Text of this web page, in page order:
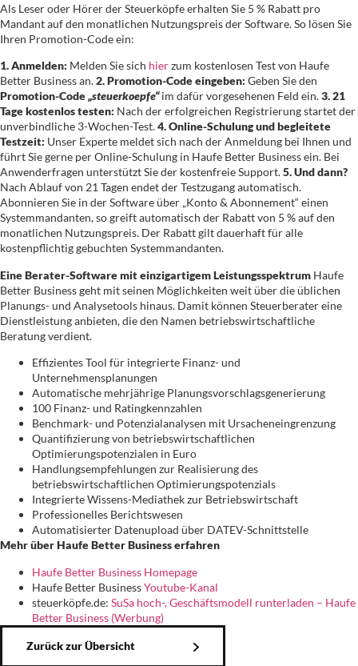
Als Leser oder Hörer der Steuerköpfe erhalten Sie 5 % Rabatt pro
Mandant auf den monatlichen Nutzungspreis der Software. So lösen Sie
Ihren Promotion-Code ein:
1. Anmelden: Melden Sie sich hierzum kostenlosen Test von Haufe
Better Business an.2. Promotion-Code eingeben: Geben Sie den
Promotion-Code„steuerkoepfe“im dafür vorgesehenen Feld ein.3. 21
Tage kostenlos testen: Nach der erfolgreichen Registrierung startet der
unverbindliche 3-Wochen-Test.4. Online-Schulung und begleitete
Testzeit: Unser Experte meldet sich nach der Anmeldung bei Ihnen und
führt Sie gerne per Online-Schulung in Haufe Better Business ein. Bei
Anwenderfragen unterstützt Sie der kostenfreie Support.5. Und dann?
Nach Ablauf von 21 Tagen endet der Testzugang automatisch.
Abonnieren Sie in der Software über „Konto & Abonnement“ einen
Systemmandanten, so greift automatisch der Rabatt von 5 % auf den
monatlichen Nutzungspreis. Der Rabatt gilt dauerhaft für alle
kostenpflichtig gebuchten Systemmandanten.
Eine Berater-Software mit einzigartigem Leistungsspektrum Haufe
Better Business geht mit seinen Möglichkeiten weit über die üblichen
Planungs- und Analysetools hinaus. Damit können Steuerberater eine
Dienstleistung anbieten, die den Namen betriebswirtschaftliche
Beratung verdient.
Effizientes Tool für integrierte Finanz- und
Unternehmensplanungen
Automatische mehrjährige Planungsvorschlagsgenerierung
100 Finanz- und Ratingkennzahlen
Benchmark- und Potenzialanalysen mit Ursacheneingrenzung
Quantifizierung von betriebswirtschaftlichen
Optimierungspotenzialen in Euro
Handlungsempfehlungen zur Realisierung des
betriebswirtschaftlichen Optimierungspotenzials
Integrierte Wissens-Mediathek zur Betriebswirtschaft
Professionelles Berichtswesen
Automatisierter Datenupload über DATEV-Schnittstelle
Mehr über Haufe Better Business erfahren
Haufe Better Business Homepage
Haufe Better BusinessYoutube-Kanal
steuerköpfe.de: SuSa hoch-, Geschäftsmodell runterladen – Haufe
Better Business (Werbung)
Zurück zur Übersicht